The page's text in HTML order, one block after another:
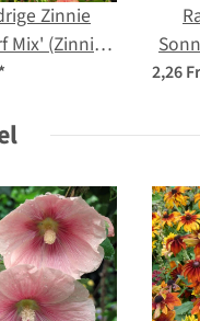
Zinnie
Mix' (Zinnia
Bio Saatgut
* 2,26